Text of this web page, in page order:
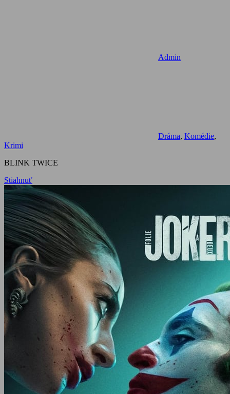
Admin
Dráma, Komédie,
Krimi
BLINK TWICE
Stiahnuť